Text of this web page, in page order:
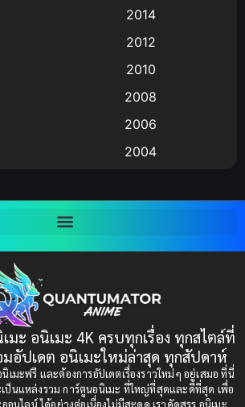
มชัน
(1)
ซอร์)(19)
(85)
2014
2012
2010
2008
2006
2004
2000
1988
1985
1983
มะ อนิเมะ 4K ครบทุกเรื่อง ทุกสไตล์ที่
อัปเดต อนิเมะใหม่ล่าสุด ทุกสัปดาห์
มะฟรี และต้องการอัปเดตเรื่องราวใหม่ๆ อยู่เสมอ ที่นี่
ป็นแหล่งรวม การ์ตูนอนิเมะ ที่ใหญ่ที่สุดและดีที่สุด เพื่อ